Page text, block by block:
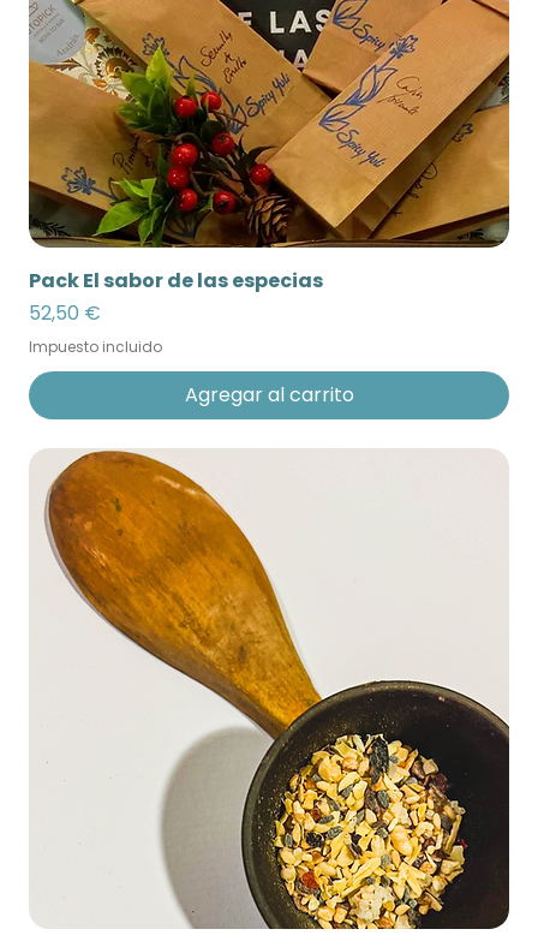
Pack El sabor de las especias
Precio
52,50 €
Impuesto incluido
Agregar al carrito